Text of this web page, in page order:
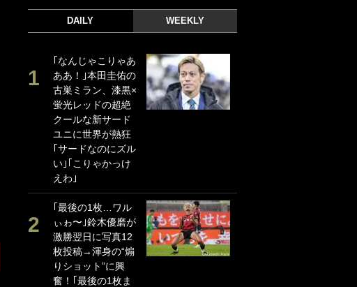
DAILY WEEKLY
｢なんじゃこりゃあ
ああ！｣本田圭佑の
古巣ミラン、漆黒×
蛍光レッドの超絶
クールな新サード
ユニに世界が熱狂
｢サードなのにズル
い｣｢こりゃかっけ
えわ｣
｢最後の1枚…ワル
ぃゎ〜｣鈴木優磨が
激勝翌日に写真12
枚投稿→渾身の“煽
りショット”に興
奮！｢最後の1枚ま